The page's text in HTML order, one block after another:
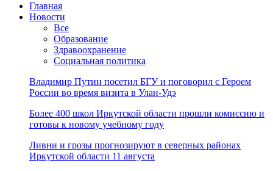
Главная
Новости
Все
Образование
Здравоохранение
Социальная политика
Владимир Путин посетил БГУ и поговорил с Героем
России во время визита в Улан-Удэ
Более 400 школ Иркутской области прошли комиссию и
готовы к новому учебному году
Ливни и грозы прогнозируют в северных районах
Иркутской области 11 августа